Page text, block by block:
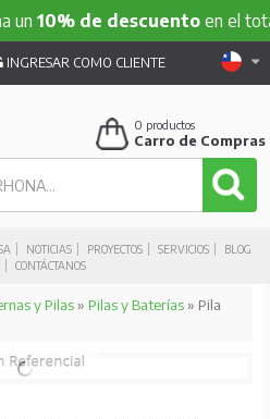
de descuentoen el total de
NOTICIAS PROYECTOS SERVICIOS
BLOG
CONTÁCTANOS
INGRESAR COMO CLIENTE
0 productos
Carro de Compras
y Pilas» Pilas y Baterías» Pila